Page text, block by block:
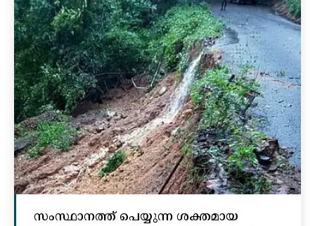
സംസ്ഥാനത്ത് പെയ്യുന്ന ശക്തമായ